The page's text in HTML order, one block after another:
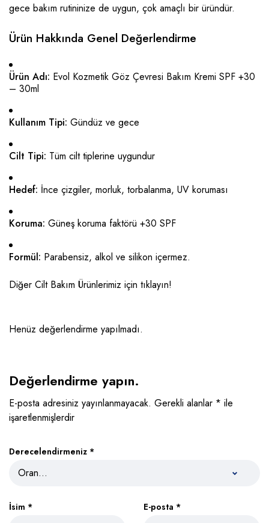
gece bakım rutininize de uygun, çok amaçlı bir üründür.
Ürün Hakkında Genel Değerlendirme
Ürün Adı: Evol Kozmetik Göz Çevresi Bakım Kremi SPF +30
– 30ml
Kullanım Tipi: Gündüz ve gece
Cilt Tipi: Tüm cilt tiplerine uygundur
Hedef: İnce çizgiler, morluk, torbalanma, UV koruması
Koruma: Güneş koruma faktörü +30 SPF
Formül: Parabensiz, alkol ve silikon içermez.
Diğer Cilt Bakım Ürünlerimiz için tıklayın!
Henüz değerlendirme yapılmadı.
Değerlendirme yapın.
E-posta adresiniz yayınlanmayacak. Gerekli alanlar * ile
işaretlenmişlerdir
Derecelendirmeniz *
İsim * E-posta *